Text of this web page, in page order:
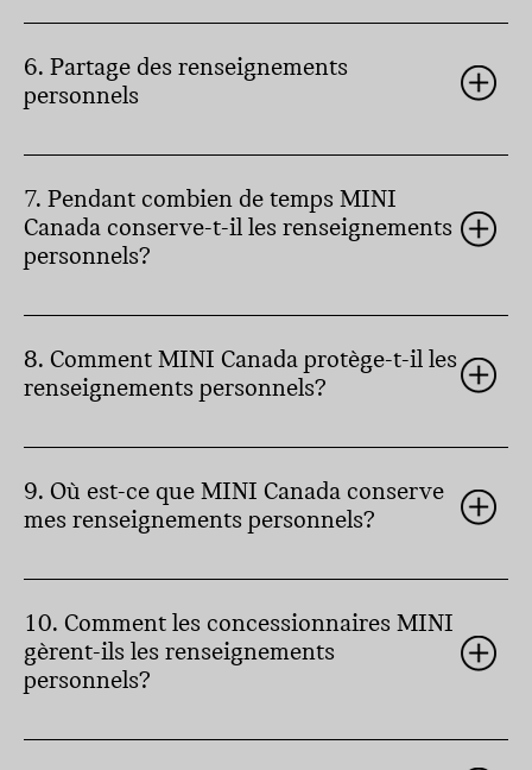
6. Partage des renseignements
personnels
7. Pendant combien de temps MINI
Canada conserve-t-il les renseignements
personnels?
8. Comment MINI Canada protège-t-il les
renseignements personnels?
9. Où est-ce que MINI Canada conserve
mes renseignements personnels?
10. Comment les concessionnaires MINI
gèrent-ils les renseignements
personnels?